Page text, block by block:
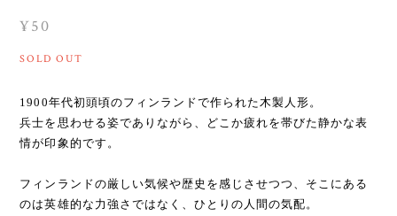
¥50
SOLD OUT
1900年代初頭頃のフィンランドで作られた木製人形。
兵士を思わせる姿でありながら、どこか疲れを帯びた静かな表
情が印象的です。
フィンランドの厳しい気候や歴史を感じさせつつ、そこにある
のは英雄的な力強さではなく、ひとりの人間の気配。